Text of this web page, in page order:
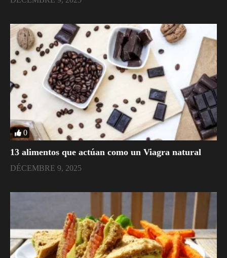
0
​13 alimentos que actúan como un Viagra natural
DÉCEMBRE 9, 2025